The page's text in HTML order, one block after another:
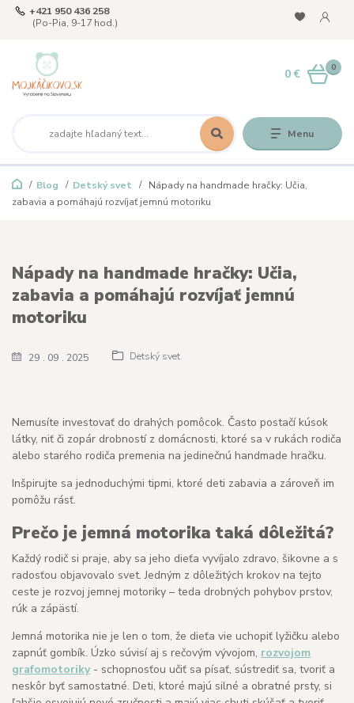
Menu
+421 950 436 258
(Po-Pia, 9-17 hod.)
0
0 €
Blog Detský svet
Nápady na handmade hračky: Učia,
zabavia a pomáhajú rozvíjať jemnú motoriku
29 09 2025 Detský svet
Nápady na handmade hračky: Učia,
zabavia a pomáhajú rozvíjať jemnú
motoriku
Nemusíte investovať do drahých pomôcok. Často postačí kúsok
látky, niť či zopár drobností z domácnosti, ktoré sa v rukách rodiča
alebo starého rodiča premenia na jedinečnú handmade hračku.
Inšpirujte sa jednoduchými tipmi, ktoré deti zabavia a zároveň im
pomôžu rásť.
Prečo je jemná motorika taká dôležitá?
Každý rodič si praje, aby sa jeho dieťa vyvíjalo zdravo, šikovne a s
radosťou objavovalo svet. Jedným z dôležitých krokov na tejto
ceste je rozvoj jemnej motoriky – teda drobných pohybov prstov,
rúk a zápästí.
Jemná motorika nie je len o tom, že dieťa vie uchopiť lyžičku alebo
zapnúť gombík. Úzko súvisí aj s rečovým vývojom, rozvojom
grafomotoriky- schopnosťou učiť sa písať, sústrediť sa, tvoriť a
neskôr byť samostatné. Deti, ktoré majú silné a obratné prsty, si